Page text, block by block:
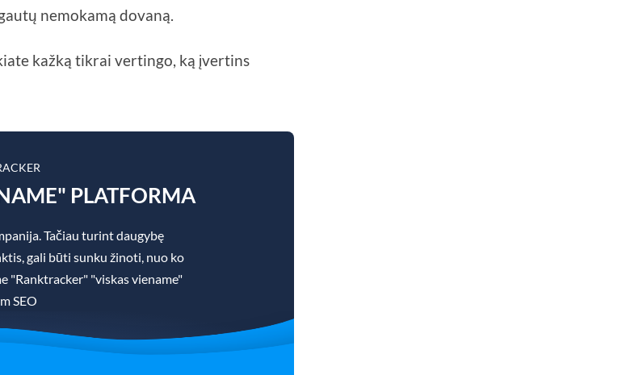
nemokamą dovaną.
kažką tikrai vertingo, ką įvertins
PLATFORMA
Tačiau turint daugybę
gali būti sunku žinoti, nuo ko
"Ranktracker" "viskas viename"
SEO